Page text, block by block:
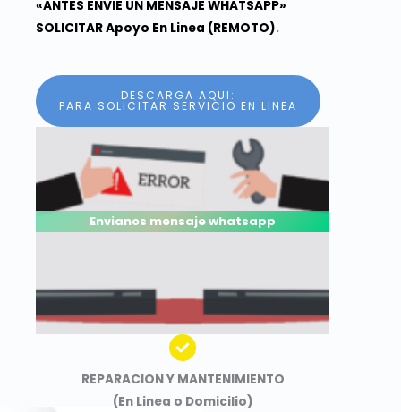
«ANTES ENVIE UN MENSAJE WHATSAPP»
SOLICITAR Apoyo En Linea (REMOTO).
DESCARGA AQUI:
PARA SOLICITAR SERVICIO EN LINEA
Envianos mensaje whatsapp
REPARACION Y MANTENIMIENTO
(En Linea o Domicilio)